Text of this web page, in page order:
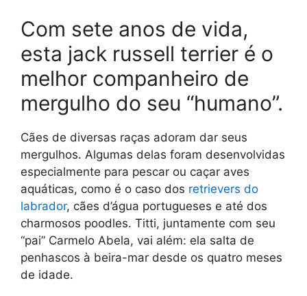
Com sete anos de vida,
esta jack russell terrier é o
melhor companheiro de
mergulho do seu “humano”.
Cães de diversas raças adoram dar seus
mergulhos. Algumas delas foram desenvolvidas
especialmente para pescar ou caçar aves
aquáticas, como é o caso dos retrievers do
labrador, cães d’água portugueses e até dos
charmosos poodles. Titti, juntamente com seu
“pai” Carmelo Abela, vai além: ela salta de
penhascos à beira-mar desde os quatro meses
de idade.